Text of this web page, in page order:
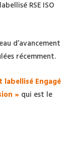
RSE ISO
d’avancement
récemment.
Engagé
» qui est le